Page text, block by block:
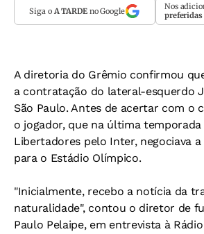
Siga o A TARDEno Google Nos
preferidas
A diretoria do Grêmio confirmou
a contratação do lateral-esquerdo
São Paulo. Antes de acertar com o
o jogador, que na última
Libertadores pelo Inter, negociava
para o Estádio Olímpico.
"Inicialmente, recebo a notícia da
naturalidade", contou o diretor de
Paulo Pelaipe, em entrevista à